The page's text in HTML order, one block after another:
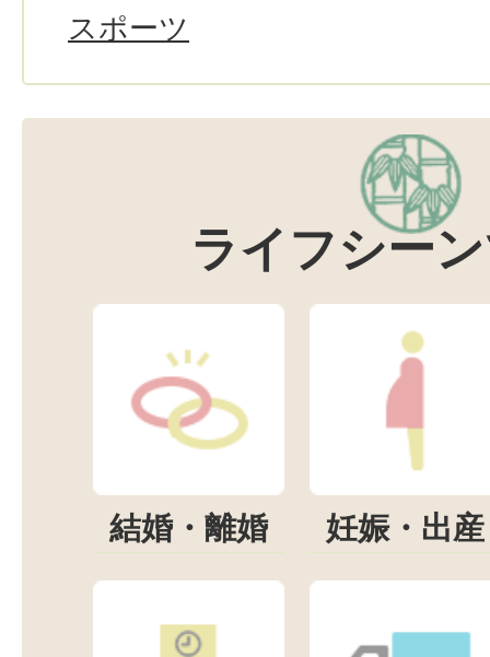
スポーツ
ライフシー
結婚・離婚 妊娠・出産